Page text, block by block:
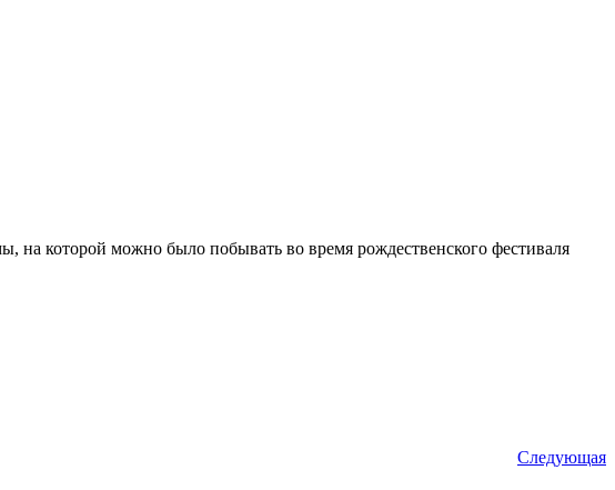
которой можно было побывать во время рождественского фестиваля
Следующая